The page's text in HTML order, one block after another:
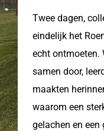
Twee dagen,
eindelijk het
echt ontmoeten.
samen door,
maakten
waarom een
gelachen en een